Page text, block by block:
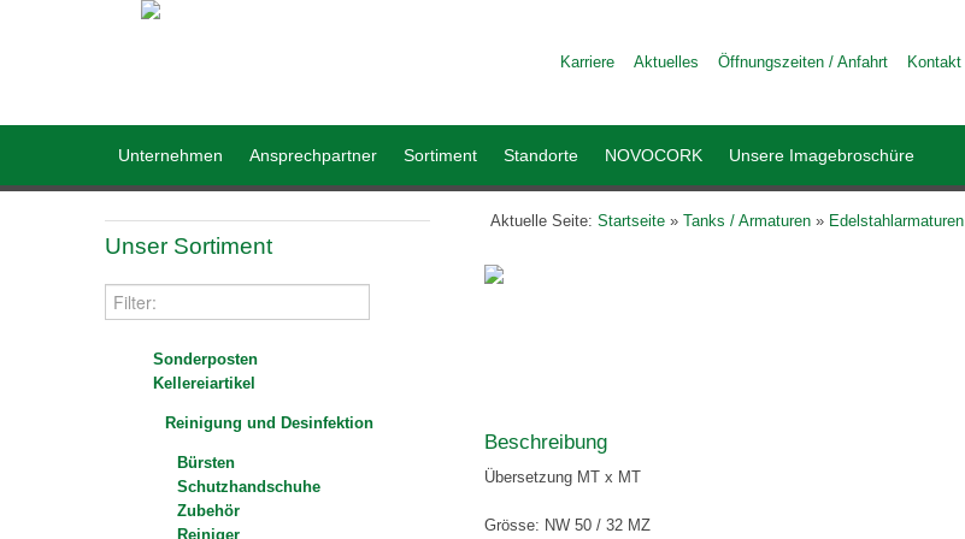
Karriere Aktuelles Öffnungszeiten / Anfahrt Kontakt
Unternehmen Ansprechpartner Sortiment Standorte NOVOCORK Unsere Imagebroschüre
Unser Sortiment
Sonderposten
Kellereiartikel
Reinigung und Desinfektion
Bürsten
Schutzhandschuhe
Zubehör
Reiniger
Aktuelle Seite: Startseite » Tanks / Armaturen » Edelstahlarmaturen
Beschreibung
Übersetzung MT x MT
Grösse: NW 50 / 32 MZ